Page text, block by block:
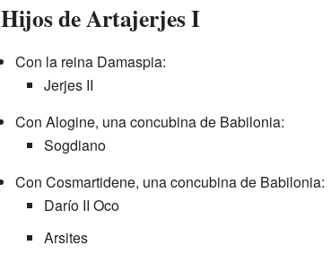
Hijos de Artajerjes I
Con la reina Damaspia:
Jerjes II
Con Alogine, una concubina de Babilonia:
Sogdiano
Con Cosmartidene, una concubina de Babilonia:
Darío II Oco
Arsites